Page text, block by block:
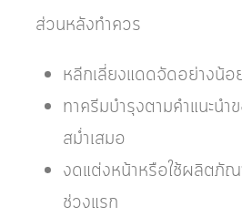
ส่วนหลังทำควร
หลีกเลี่ยงแดดจัดอย่างน้
ทาครีมบำรุงตามคำแนะน
สม่ำเสมอ
งดแต่งหน้าหรือใช้ผลิตภัณ
ช่วงแรก